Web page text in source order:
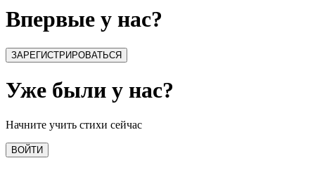
Впервые у нас?
ЗАРЕГИСТРИРОВАТЬСЯ
Уже были у нас?
Начните учить стихи сейчас
ВОЙТИ